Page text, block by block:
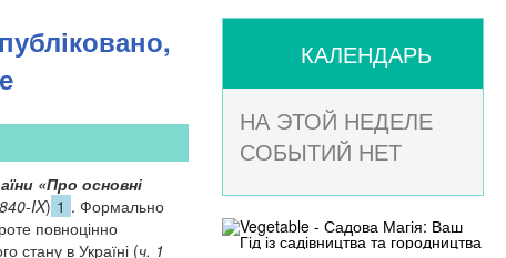
«Про основні
IX) 1 . Формально
повноцінно
стану в Україні (ч. 1
КАЛЕНДАРЬ
НА ЭТОЙ НЕДЕЛЕ
СОБЫТИЙ НЕТ